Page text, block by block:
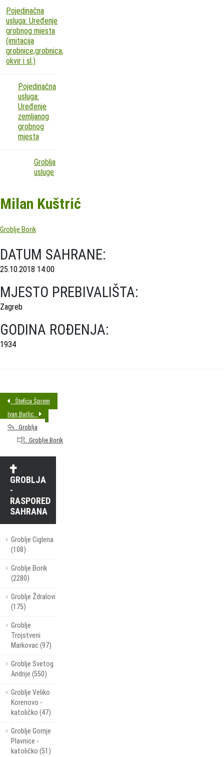
Pojedinačna
usluga: Uređenje
grobnog mjesta
(imitacija
grobnice,grobnica,
okvir i sl.)
Pojedinačna
usluga:
Uređenje
zemljanog
grobnog
mjesta
Groblja
usluge
Milan Kuštrić
Groblje Borik
DATUM SAHRANE:
25.10.2018 14:00
MJESTO PREBIVALIŠTA:
Zagreb
GODINA ROĐENJA:
1934
Štefica Šprem
Ivan Burlic
Groblja
Groblje Borik
GROBLJA
-
RASPORED
SAHRANA
Groblje Ciglena
(108)
Groblje Borik
(2280)
Groblje Ždralovi
(175)
Groblje
Trojstveni
Markovac (97)
Groblje Svetog
Andrije (550)
Groblje Veliko
Korenovo -
katoličko (47)
Groblje Gornje
Plavnice -
katoličko (51)